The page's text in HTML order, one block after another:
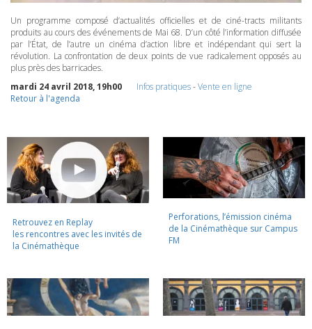
Un programme composé d’actualités officielles et de ciné-tracts militants
produits au cours des événements de Mai 68. D’un côté l’information diffusée
par l’État, de l’autre un cinéma d’action libre et indépendant qui sert la
révolution. La confrontation de deux points de vue radicalement opposés au
plus près des barricades.
mardi 24 avril 2018, 19h00
Infos pratiques-Vente en ligne
Retour à l'agenda
Retrouvez en Replay
les rencontres avec les invités de
la Cinémathèque
Perforations, l’émission cinéma
de la Cinémathèque sur Campus
FM